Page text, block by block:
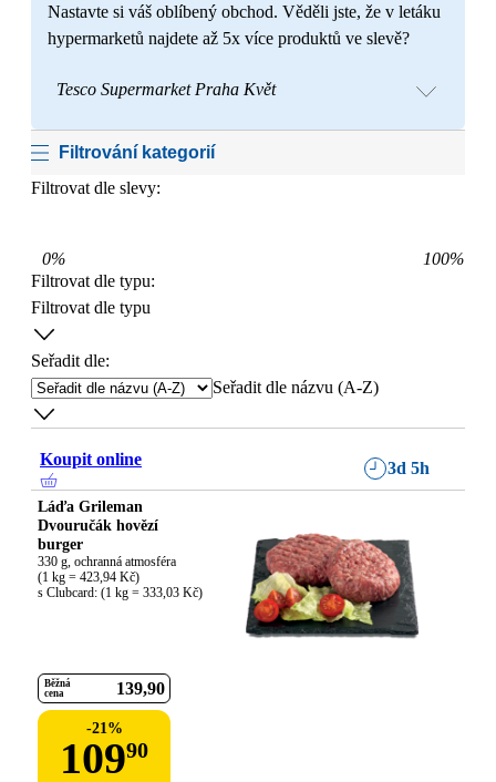
Nastavte si váš oblíbený obchod. Věděli jste, že v letáku
hypermarketů najdete až 5x více produktů ve slevě?
Tesco Supermarket Praha Květ
Filtrování kategorií
Filtrovat dle slevy:
0% 100%
Filtrovat dle typu:
Filtrovat dle typu
Seřadit dle:
Seřadit dle názvu (A-Z)
Koupit online 3d 5h
Láďa Grileman
Dvouručák hovězí
burger
330 g, ochranná atmosféra
(1 kg = 423,94 Kč)
s Clubcard: (1 kg = 333,03 Kč)
Běžná
cena
139 90
-21%
10990